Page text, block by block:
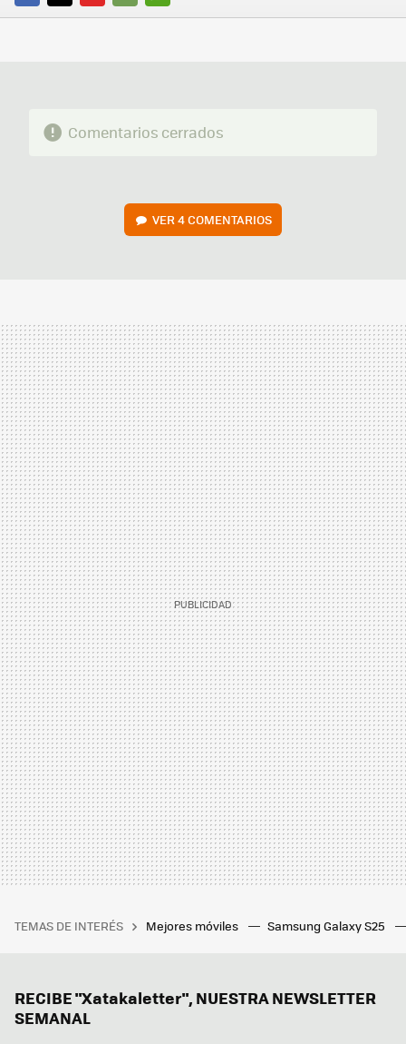
FACEBOOK
TWITTERFLIPBOARD
E-
WHATSAPP
Comentarios cerrados
VER4 COMENTARIOS
TEMAS DE INTERÉS Mejores móviles Samsung Galaxy S25
RECIBE "Xatakaletter", NUESTRA NEWSLETTER
SEMANAL